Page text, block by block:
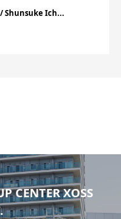
/ Shunsuke Ich...
CENTER XOSS